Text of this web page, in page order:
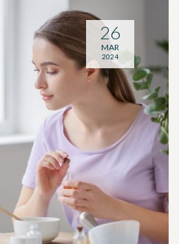
26
MAR
2024